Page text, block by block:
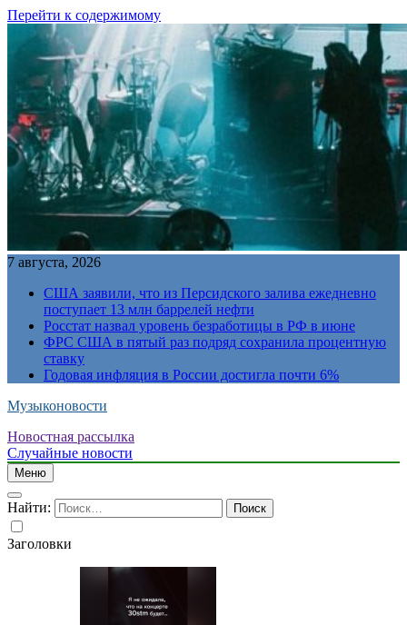
Перейти к содержимому
7 августа, 2026
США заявили, что из Персидского залива ежедневно
поступает 13 млн баррелей нефти
Росстат назвал уровень безработицы в РФ в июне
ФРС США в пятый раз подряд сохранила процентную
ставку
Годовая инфляция в России достигла почти 6%
Музыконовости
Новостная рассылка
Случайные новости
Меню
Найти:
Заголовки